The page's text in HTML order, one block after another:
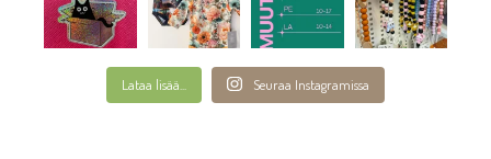
Lataa lisää... Seuraa Instagramissa